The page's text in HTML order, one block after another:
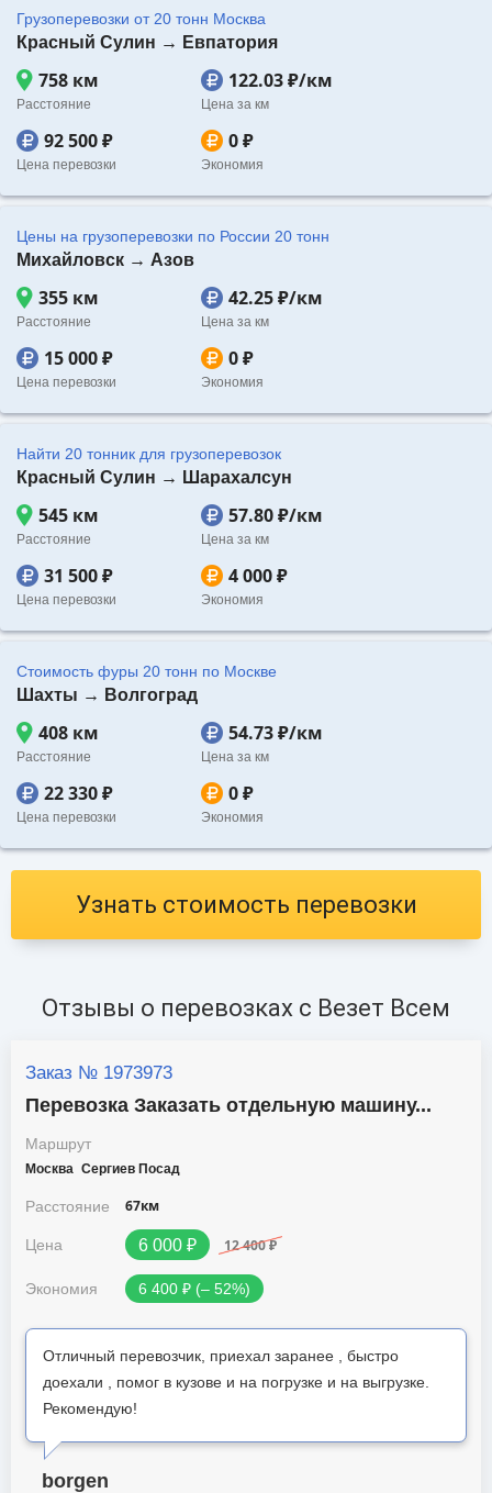
Грузоперевозки от 20 тонн Москва
Красный Сулин → Евпатория
758 км
Расстояние
122.03 ₽/км
Цена за км
92 500 ₽
Цена перевозки
0 ₽
Экономия
Цены на грузоперевозки по России 20 тонн
Михайловск → Азов
355 км
Расстояние
42.25 ₽/км
Цена за км
15 000 ₽
Цена перевозки
0 ₽
Экономия
Найти 20 тонник для грузоперевозок
Красный Сулин → Шарахалсун
545 км
Расстояние
57.80 ₽/км
Цена за км
31 500 ₽
Цена перевозки
4 000 ₽
Экономия
Стоимость фуры 20 тонн по Москве
Шахты → Волгоград
408 км
Расстояние
54.73 ₽/км
Цена за км
22 330 ₽
Цена перевозки
0 ₽
Экономия
Узнать стоимость перевозки
Отзывы о перевозках c Везет Всем
Заказ № 1973973
Перевозка Заказать отдельную машину...
Маршрут
Москва Сергиев Посад
Расстояние 67км
Цена 6 000 ₽ 12 400 ₽
Экономия 6 400 ₽ (‒ 52%)
Отличный перевозчик, приехал заранее , быстро
доехали , помог в кузове и на погрузке и на выгрузке.
Рекомендую!
borgen